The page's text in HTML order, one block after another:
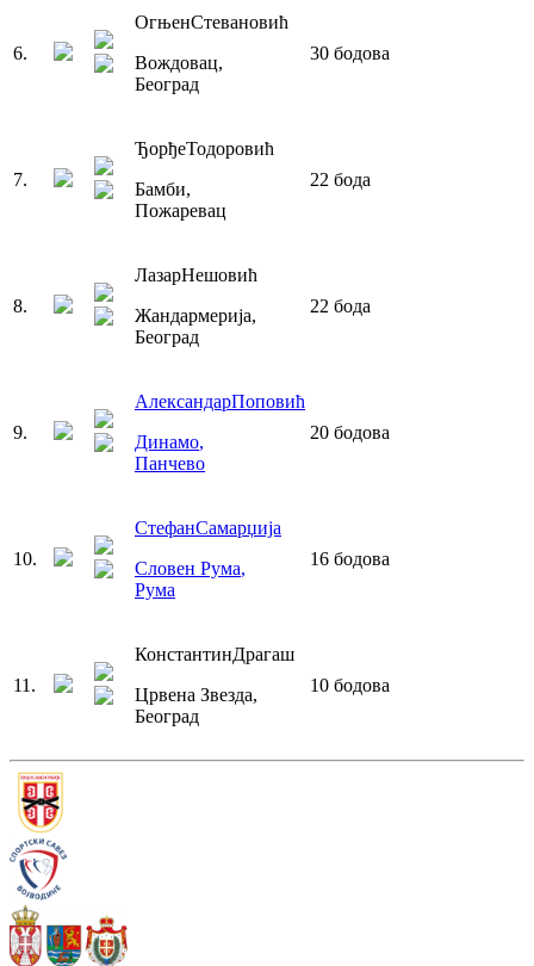
6.
ОгњенСтевановић
Вождовац,
Београд
30 бодова
7.
ЂорђеТодоровић
Бамби,
Пожаревац
22 бода
8.
ЛазарНешовић
Жандармерија,
Београд
22 бода
9.
АлександарПоповић
Динамо,
Панчево
20 бодова
10.
СтефанСамарџија
Словен Рума,
Рума
16 бодова
11 .
КонстантинДрагаш
Црвена Звезда,
Београд
10 бодова